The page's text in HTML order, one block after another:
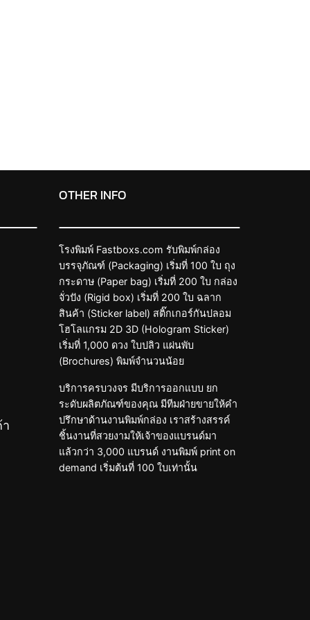
OTHER INFO
โรงพิมพ์ Fastboxs.com รับพิมพ์กล่อง
บรรจุภัณฑ์ (Packaging) เริ่มที่ 100 ใบ ถุง
กระดาษ (Paper bag) เริ่มที่ 200 ใบ กล่อง
จั่วปัง (Rigid box) เริ่มที่ 200 ใบ ฉลาก
สินค้า (Sticker label) สติ๊กเกอร์กันปลอม
โฮโลแกรม 2D 3D (Hologram Sticker)
เริ่มที่ 1,000 ดวง ใบปลิว แผ่นพับ
(Brochures) พิมพ์จำนวนน้อย
บริการครบวงจร มีบริการออกแบบ ยก
ระดับผลิตภัณฑ์ของคุณ มีทีมฝ่ายขายให้คำ
ปรึกษาด้านงานพิมพ์กล่อง เราสร้างสรรค์
ชิ้นงานที่สวยงามให้เจ้าของแบรนด์มา
แล้วกว่า 3,000 แบรนด์ งานพิมพ์ print on
demand เริ่มต้นที่ 100 ใบเท่านั้น